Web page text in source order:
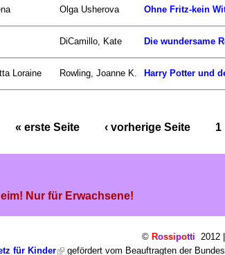
Olga Usherova Ohne Fritz-kein
DiCamillo, Kate Die wundersame
Loraine Rowling, Joanne K. Harry Potter und
« erste Seite ‹ vorherige Seite 1
Nur für Erwachsene!
© Rossipotti 2012 |
für Kinder gefördert vom Beauftragten der